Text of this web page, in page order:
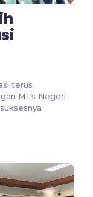
terus
MTs Negeri